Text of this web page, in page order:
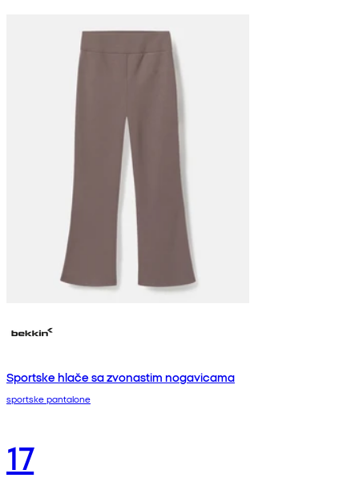
Sportske hlače sa zvonastim nogavicama
sportske pantalone
17